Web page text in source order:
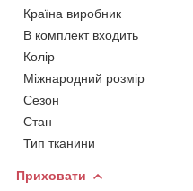
Країна виробник
В комплект входить
Колір
Міжнародний розмір
Сезон
Стан
Тип тканини
Приховати